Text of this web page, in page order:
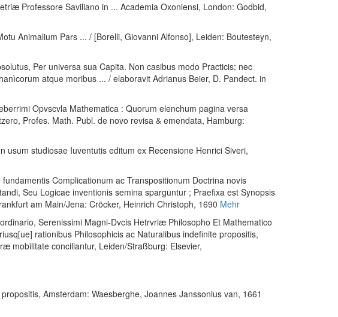
Professore Saviliano in ... Academia Oxoniensi, London: Godbid,
Animalium Pars ... / [Borelli, Giovanni Alfonso], Leiden: Boutesteyn,
Per universa sua Capita. Non casibus modo Practicis; nec
atque moribus ... / elaboravit Adrianus Beier, D. Pandect. in
Opvscvla Mathematica : Quorum elenchum pagina versa
Profes. Math. Publ. de novo revisa & emendata, Hamburg:
usum studiosae Iuventutis editum ex Recensione Henrici Siveri,
Complicationum ac Transpositionum Doctrina novis
Seu Logicae inventionis semina sparguntur ; Praefixa est Synopsis
am Main/Jena: Cröcker, Heinrich Christoph, 1690 Mehr
Serenissimi Magni-Dvcis Hetrvriæ Philosopho Et Mathematico
rationibus Philosophicis ac Naturalibus indefinite propositis,
mobilitate conciliantur, Leiden/Straßburg: Elsevier,
, Amsterdam: Waesberghe, Joannes Janssonius van, 1661